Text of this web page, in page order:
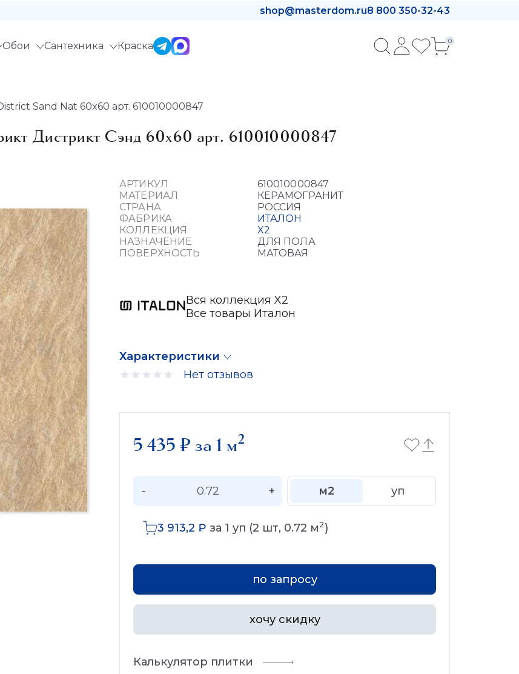
shop@masterdom.ru8 800 350-32-43
Обои Сантехника Краска 0
Sand Nat 60x60 арт. 610010000847
Дистрикт Сэнд 60x60 арт. 610010000847
АРТИКУЛ
610010000847
МАТЕРИАЛ
КЕРАМОГРАНИТ
СТРАНА
РОССИЯ
ФАБРИКА
ИТАЛОН
КОЛЛЕКЦИЯ
X2
НАЗНАЧЕНИЕ
ДЛЯ ПОЛА
ПОВЕРХНОСТЬ
МАТОВАЯ
Вся коллекция X2
Все товары Италон
Характеристики
Нет отзывов
5 435 ₽ за 1 м2
- + м2 уп
3 913,2 ₽ за 1 уп (2 шт, 0.72 м2)
по запросу
хочу скидку
Калькулятор плитки